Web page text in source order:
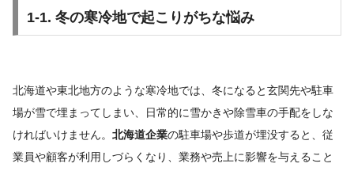
1-1. 冬の寒冷地で起こりがちな悩み
北海道や東北地方のような寒冷地では、冬になると玄関先や駐車
場が雪で埋まってしまい、日常的に雪かきや除雪車の手配をしな
ければいけません。 北海道企業の駐車場や歩道が埋没すると、従
業員や顧客が利用しづらくなり、業務や売上に影響を与えること